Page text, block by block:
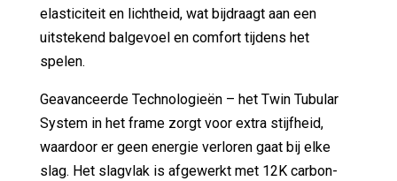
elasticiteit en lichtheid, wat bijdraagt aan een
uitstekend balgevoel en comfort tijdens het
spelen.
Geavanceerde Technologieën – het Twin Tubular
System in het frame zorgt voor extra stijfheid,
waardoor er geen energie verloren gaat bij elke
slag. Het slagvlak is afgewerkt met 12K carbon-